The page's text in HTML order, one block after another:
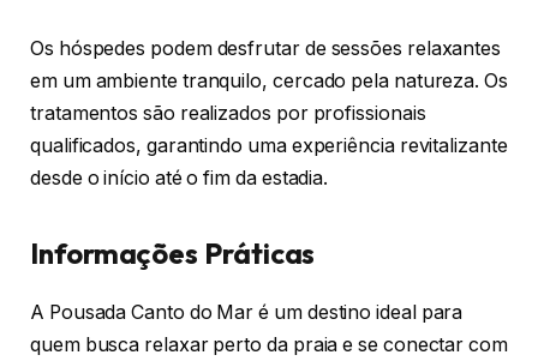
Os hóspedes podem desfrutar de sessões relaxantes
em um ambiente tranquilo, cercado pela natureza. Os
tratamentos são realizados por profissionais
qualificados, garantindo uma experiência revitalizante
desde o início até o fim da estadia.
Informações Práticas
A Pousada Canto do Mar é um destino ideal para
quem busca relaxar perto da praia e se conectar com